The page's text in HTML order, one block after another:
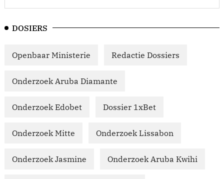
DOSIERS
Openbaar Ministerie Redactie Dossiers
Onderzoek Aruba Diamante
Onderzoek Edobet Dossier 1xBet
Onderzoek Mitte Onderzoek Lissabon
Onderzoek Jasmine Onderzoek Aruba Kwihi